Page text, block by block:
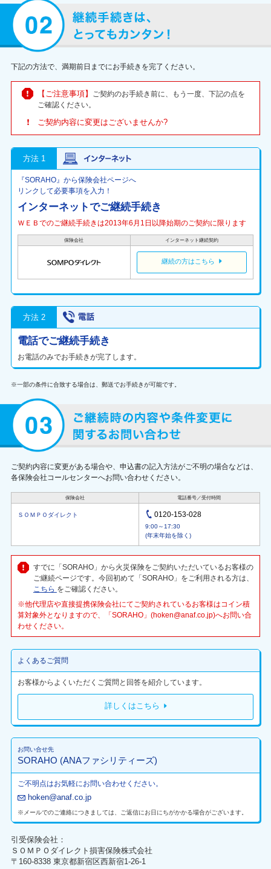
下記の方法で、満期前日までにお手続きを完了ください。
【ご注意事項】
ご契約のお手続き前に、もう一度、下記の点を
ご確認ください。
ご契約内容に変更はございませんか?
方法 1
『SORAHO』から保険会社ページへ
リンクして必要事項を入力！
インターネットでご継続手続き
ＷＥＢでのご継続手続きは2013年6月1日以降始期のご契約に限ります
保険会社 インターネット継続契約
継続の方はこちら
方法 2
電話でご継続手続き
お電話のみでお手続きが完了します。
※一部の条件に合致する場合は、郵送でお手続きが可能です。
ご契約内容に変更がある場合や、申込書の記入方法がご不明の場合などは、
各保険会社コールセンターへお問い合わせください。
保険会社 電話番号／受付時間
ＳＯＭＰＯダイレクト 0120-153-028
9:00～17:30
(年末年始を除く)
すでに「SORAHO」から火災保険をご契約いただいているお客様の
ご継続ページです。今回初めて「SORAHO」をご利用される方は、
こちら をご確認ください。
※他代理店や直接提携保険会社にてご契約されているお客様はコイン積
算対象外となりますので、「SORAHO」(hoken@anaf.co.jp)へお問い合
わせください。
よくあるご質問
お客様からよくいただくご質問と回答を紹介しています。
詳しくはこちら
お問い合せ先
SORAHO (ANAファシリティーズ)
ご不明点はお気軽にお問い合わせください。
hoken@anaf.co.jp
※メールでのご連絡につきましては、ご返信にお日にちがかかる場合がございます。
引受保険会社：
ＳＯＭＰＯダイレクト損害保険株式会社
〒160-8338 東京都新宿区西新宿1-26-1